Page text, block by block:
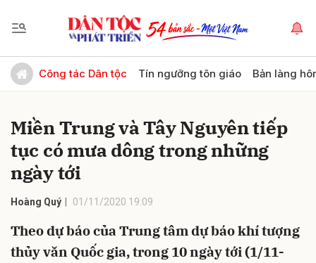
Công tác Dân tộc Tín ngưỡng tôn giáo Bản làng
Miền Trung và Tây Nguyên tiếp
tục có mưa dông trong những
ngày tới
Hoàng Quý 01/11/2020 19:09
Theo dự báo của Trung tâm dự báo khí tượng
thủy văn Quốc gia, trong 10 ngày tới (1/11-
Gửi bình luận